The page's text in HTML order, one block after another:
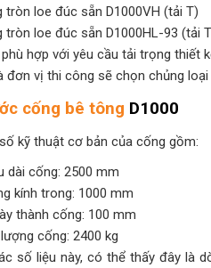
tròn loe đúc sẵn D1000VH (tải T)
tròn loe đúc sẵn D1000HL-93 (tải
hợp với yêu cầu tải trọng thiết
đơn vị thi công sẽ chọn chủng loại
cống bê tông D1000
kỹ thuật cơ bản của cống gồm:
dài cống: 2500 mm
kính trong: 1000 mm
thành cống: 100 mm
cống: 2400 kg
số liệu này, có thể thấy đây là